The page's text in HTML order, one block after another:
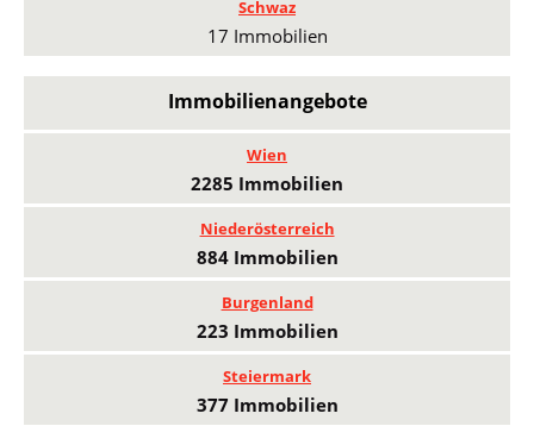
Schwaz
17 Immobilien
Immobilienangebote
Wien
2285 Immobilien
Niederösterreich
884 Immobilien
Burgenland
223 Immobilien
Steiermark
377 Immobilien